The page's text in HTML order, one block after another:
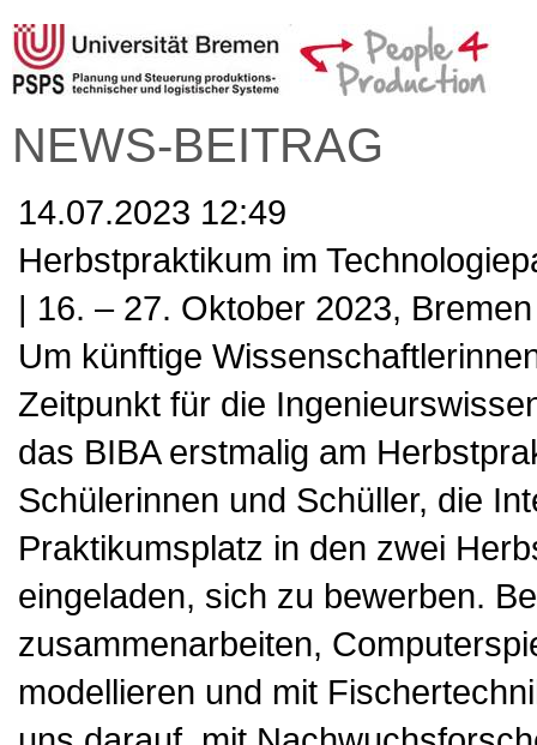
NEWS-BEITRAG
14.07.2023 12:49
Herbstpraktikum im
| 16. – 27. Oktober 2023, Bremen
Um künftige
Zeitpunkt für die
das BIBA erstmalig am
Schülerinnen und Schüller, die
Praktikumsplatz in den zwei
eingeladen, sich zu bewerben.
zusammenarbeiten,
modellieren und mit